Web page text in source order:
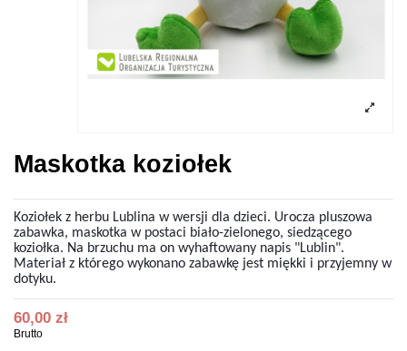
Maskotka koziołek
Koziołek z herbu Lublina w wersji dla dzieci. Urocza pluszowa
zabawka, maskotka w postaci biało-zielonego, siedzącego
koziołka. Na brzuchu ma on wyhaftowany napis "Lublin".
Materiał z którego wykonano zabawkę jest miękki i przyjemny w
dotyku.
60,00 zł
Brutto